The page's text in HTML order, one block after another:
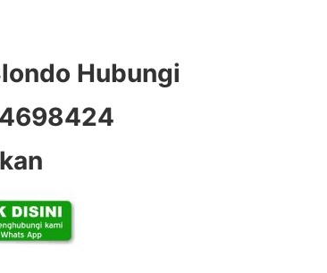
Hubungi